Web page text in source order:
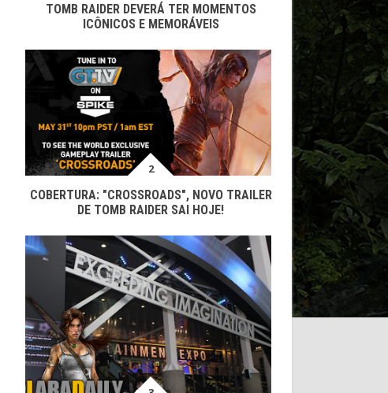
TOMB RAIDER DEVERÁ TER MOMENTOS
ICÔNICOS E MEMORÁVEIS
COBERTURA: "CROSSROADS", NOVO TRAILER
DE TOMB RAIDER SAI HOJE!